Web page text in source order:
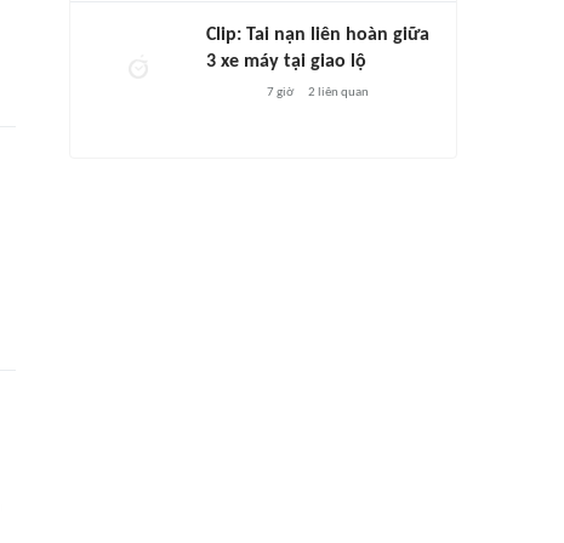
Clip: Tai nạn liên hoàn giữa
3 xe máy tại giao lộ
7 giờ 2 liên quan